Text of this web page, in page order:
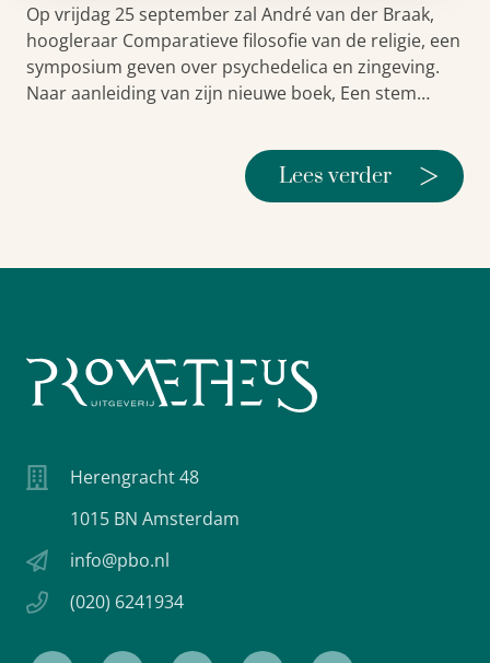
Op vrijdag 25 september zal André van der Braak,
hoogleraar Comparatieve filosofie van de religie, een
symposium geven over psychedelica en zingeving.
Naar aanleiding van zijn nieuwe boek, Een stem…
Lees verder >
Herengracht 48
1015 BN Amsterdam
info@pbo.nl
(020) 6241934